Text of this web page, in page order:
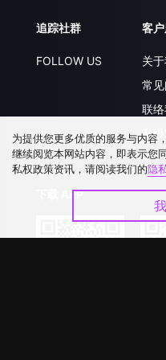
追踪社群
FOLLOW US
客
关
常
联
升
下载 APP
为提供您更多优质的服务与内容
继续阅览本网站内容，即表示您
私权政策资讯，请阅读我们的隐